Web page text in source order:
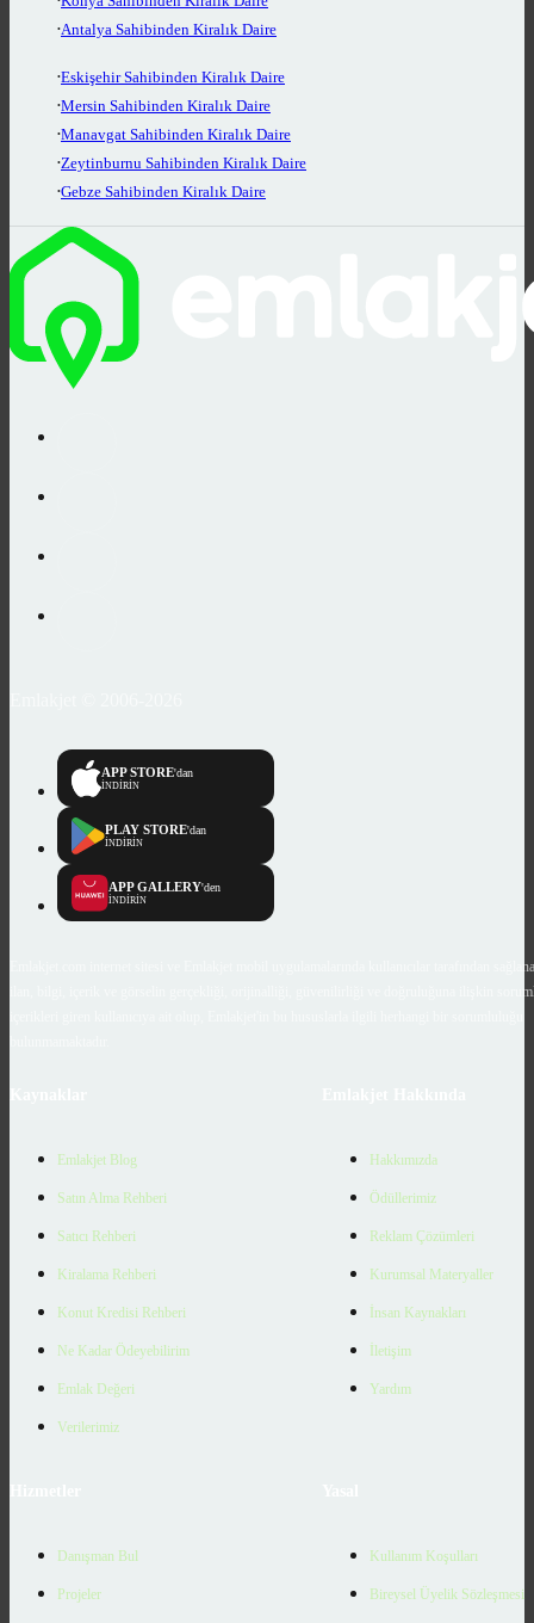
Antalya Sahibinden Kiralık Daire
Eskişehir Sahibinden Kiralık Daire
Mersin Sahibinden Kiralık Daire
Manavgat Sahibinden Kiralık Daire
Zeytinburnu Sahibinden Kiralık Daire
Gebze Sahibinden Kiralık Daire
APP STORE'dan
İNDİRİN
PLAY STORE'dan
İNDİRİN
APP GALLERY'den
İNDİRİN
Emlakjet.com internet sitesi ve Emlakjet mobil uygulamalarında kullanıcılar tarafından
ilan, bilgi, içerik ve görselin gerçekliği, orijinalliği, güvenilirliği ve doğruluğuna ilişkin
Emlakjet Blog
Satın Alma Rehberi
Satıcı Rehberi
Kiralama Rehberi
Konut Kredisi Rehberi
Ne Kadar Ödeyebilirim
Emlak Değeri
Verilerimiz
Hakkımızda
Ödüllerimiz
Reklam Çözümleri
Kurumsal Materyaller
İnsan Kaynakları
İletişim
Yardım
Danışman Bul
Projeler
Kullanım Koşulları
Bireysel Üyelik Sözleşmesi